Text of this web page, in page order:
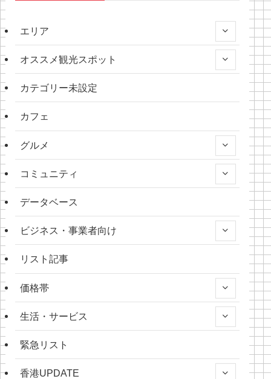
エリア
オススメ観光スポット
カテゴリー未設定
カフェ
グルメ
コミュニティ
データベース
ビジネス・事業者向け
リスト記事
価格帯
生活・サービス
緊急リスト
香港UPDATE